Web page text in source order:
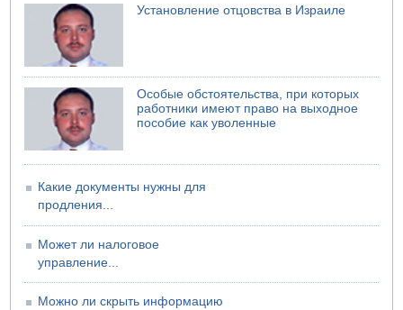
Установление отцовства в Израиле
Особые обстоятельства, при которых
работники имеют право на выходное
пособие как уволенные
Какие документы нужны для
продления...
Может ли налоговое
управление...
Можно ли скрыть информацию